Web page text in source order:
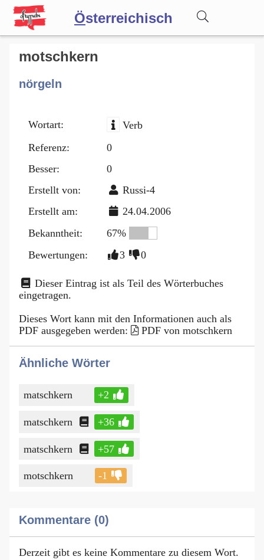
Österreichisch
Wörterbuch
Forum
Blog
motschkern
nörgeln
Wortart:
Verb
Referenz:
0
Besser:
0
Erstellt von:
Russi-4
Erstellt am:
24.04.2006
Bekanntheit:
67%
Bewertungen:
3 0
Dieser Eintrag ist als Teil des Wörterbuches
eingetragen.
Dieses Wort kann mit den Informationen auch als
PDF ausgegeben werden:
PDF von motschkern
Ähnliche Wörter
matschkern +2
matschkern +36
matschkern +57
motschkern -1
Kommentare (0)
Derzeit gibt es keine Kommentare zu diesem Wort.